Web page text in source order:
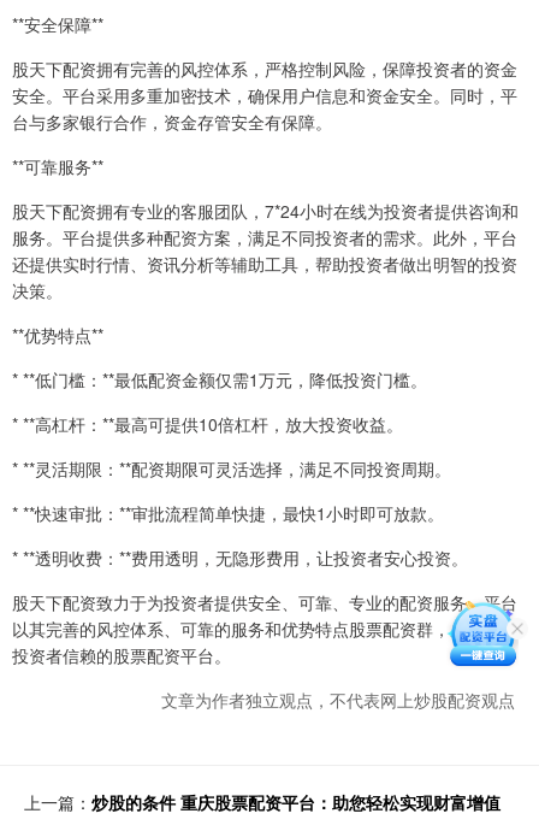
**安全保障**
股天下配资拥有完善的风控体系，严格控制风险，保障投资者的资金
安全。平台采用多重加密技术，确保用户信息和资金安全。同时，平
台与多家银行合作，资金存管安全有保障。
**可靠服务**
股天下配资拥有专业的客服团队，7*24小时在线为投资者提供咨询和
服务。平台提供多种配资方案，满足不同投资者的需求。此外，平台
还提供实时行情、资讯分析等辅助工具，帮助投资者做出明智的投资
决策。
**优势特点**
* **低门槛：**最低配资金额仅需1万元，降低投资门槛。
* **高杠杆：**最高可提供10倍杠杆，放大投资收益。
* **灵活期限：**配资期限可灵活选择，满足不同投资周期。
* **快速审批：**审批流程简单快捷，最快1小时即可放款。
* **透明收费：**费用透明，无隐形费用，让投资者安心投资。
股天下配资致力于为投资者提供安全、可靠、专业的配资服务。平台
以其完善的风控体系、可靠的服务和优势特点股票配资群，成为广大
投资者信赖的股票配资平台。
文章为作者独立观点，不代表网上炒股配资观点
上一篇： 炒股的条件 重庆股票配资平台：助您轻松实现财富增值